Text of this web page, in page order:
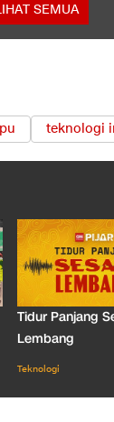
SEMUA
teknologi
Tidur Panjang
Lembang
Teknologi